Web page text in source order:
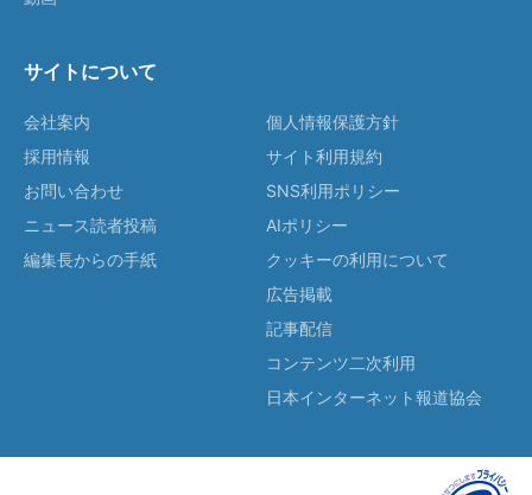
サイトについて
会社案内
採用情報
お問い合わせ
ニュース読者投稿
編集長からの手紙
個人情報保護方針
サイト利用規約
SNS利用ポリシー
AIポリシー
クッキーの利用について
広告掲載
記事配信
コンテンツ二次利用
日本インターネット報道協会